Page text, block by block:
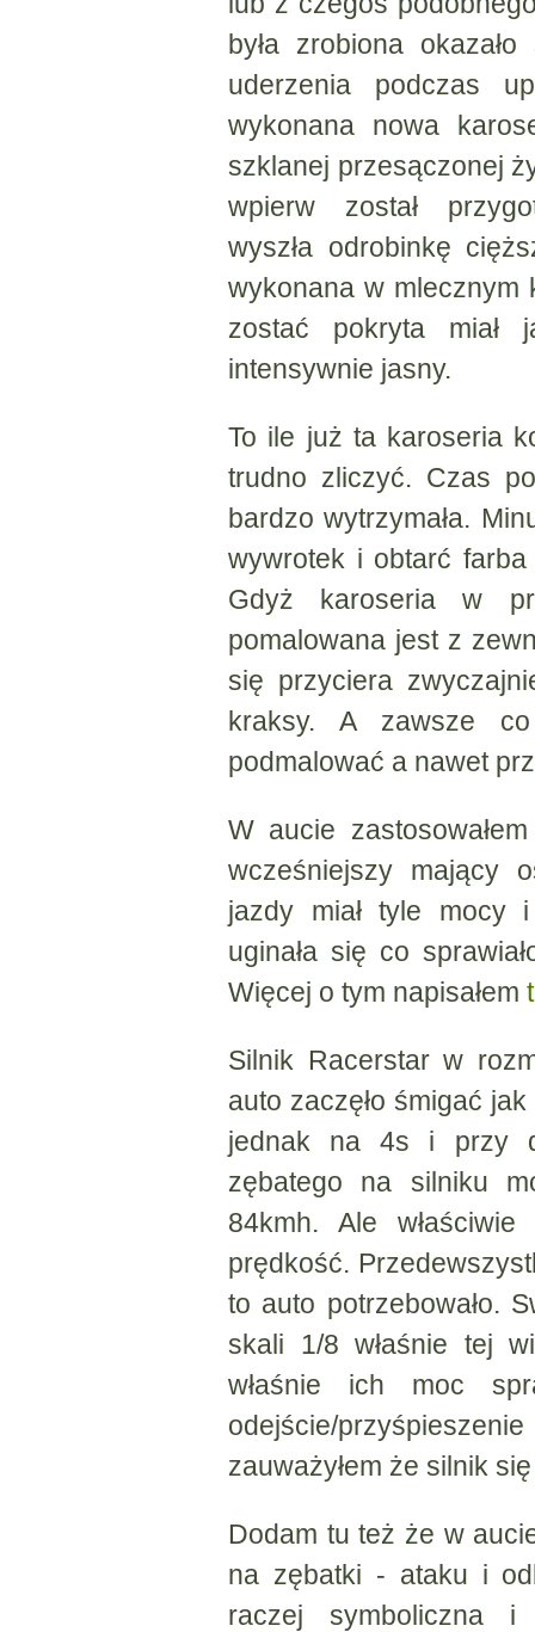
była zrobiona
uderzenia podczas
wykonana nowa
szklanej przesączonej
wpierw został
wyszła odrobinkę
wykonana w mlecznym
zostać pokryta miał
intensywnie jasny.
To ile już ta karoseria
trudno zliczyć. Czas
bardzo wytrzymała.
wywrotek i obtarć
Gdyż karoseria w
pomalowana jest z
się przyciera
kraksy. A zawsze
podmalować a nawet
W aucie
wcześniejszy mający
jazdy miał tyle mocy
uginała się co
Więcej o tym napisałem
Silnik Racerstar w
auto zaczęło śmigać
jednak na 4s i przy
zębatego na silniku
84kmh. Ale
prędkość.
to auto potrzebowało.
skali 1/8 właśnie tej
właśnie ich moc
odejście/
zauważyłem że silnik
Dodam tu też że w
na zębatki - ataku i
raczej symboliczna i